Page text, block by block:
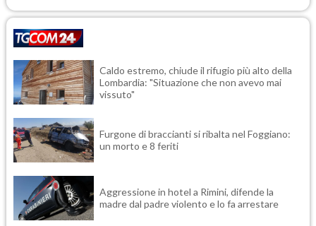
Caldo estremo, chiude il rifugio più alto della
Lombardia: "Situazione che non avevo mai
vissuto"
Furgone di braccianti si ribalta nel Foggiano:
un morto e 8 feriti
Aggressione in hotel a Rimini, difende la
madre dal padre violento e lo fa arrestare